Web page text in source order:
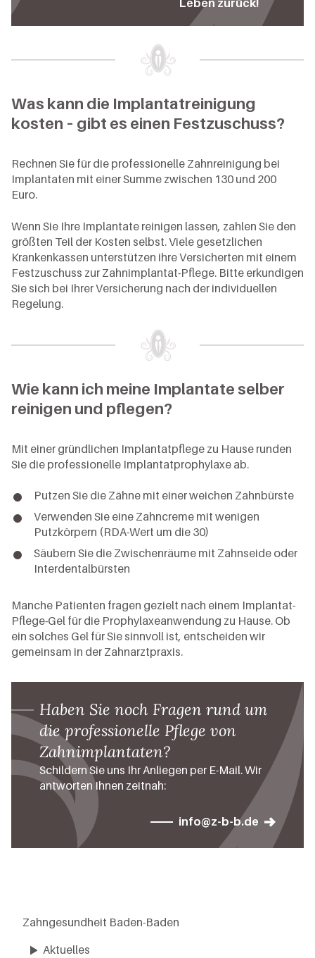
Leben zurück!
Was kann die Implantatreinigung
kosten – gibt es einen Festzuschuss?
Rechnen Sie für die professionelle Zahnreinigung bei
Implantaten mit einer Summe zwischen 130 und 200
Euro.
Wenn Sie Ihre Implantate reinigen lassen, zahlen Sie den
größten Teil der Kosten selbst. Viele gesetzlichen
Krankenkassen unterstützen ihre Versicherten mit einem
Festzuschuss zur Zahnimplantat-Pflege. Bitte erkundigen
Sie sich bei Ihrer Versicherung nach der individuellen
Regelung.
Wie kann ich meine Implantate selber
reinigen und pflegen?
Mit einer gründlichen Implantatpflege zu Hause runden
Sie die professionelle Implantatprophylaxe ab.
Putzen Sie die Zähne mit einer weichen Zahnbürste
Verwenden Sie eine Zahncreme mit wenigen
Putzkörpern (RDA-Wert um die 30)
Säubern Sie die Zwischenräume mit Zahnseide oder
Interdentalbürsten
Manche Patienten fragen gezielt nach einem Implantat-
Pflege-Gel für die Prophylaxeanwendung zu Hause. Ob
ein solches Gel für Sie sinnvoll ist, entscheiden wir
gemeinsam in der Zahnarztpraxis.
Haben Sie noch Fragen rund um
die professionelle Pflege von
Zahnimplantaten?
Schildern Sie uns Ihr Anliegen per E-Mail. Wir
antworten Ihnen zeitnah:
info@z-b-b.de
Zahngesundheit Baden-Baden
Aktuelles